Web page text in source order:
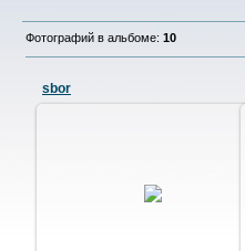
Фотографий в альбоме: 10
sbor
Макеты логотипов разных фирм